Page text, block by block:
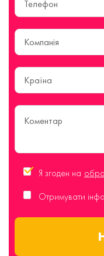
Країна
Я згоден на
Отримувати